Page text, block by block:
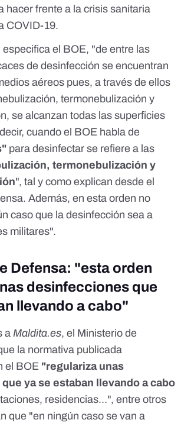
hacer frente a la crisis sanitaria
COVID-19.
especifica el BOE, "de entre las
de desinfección se encuentran
aéreos pues, a través de ellos
termonebulización y
se alcanzan todas las superficies
cuando el BOE habla de
para desinfectar se refiere a las
termonebulización y
", tal y como explican desde el
Además, en esta orden no
caso que la desinfección sea a
militares".
Defensa: "esta orden
desinfecciones que
llevando a cabo"
a Maldita.es, el Ministerio de
la normativa publicada
el BOE "regulariza unas
ya se estaban llevando a cabo
residencias...", entre otros
que "en ningún caso se van a